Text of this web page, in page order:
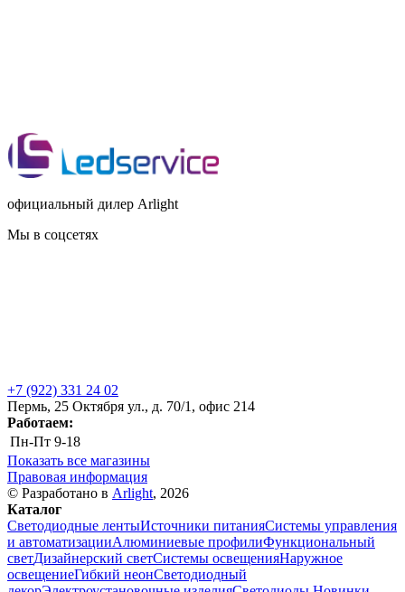
официальный дилер Arlight
Мы в соцсетях
+7 (922) 331 24 02
Пермь, 25 Октября ул., д. 70/1, офис 214
Работаем:
Пн-Пт 9-18
Показать все магазины
Правовая информация
© Разработано в Arlight, 2026
Каталог
Светодиодные лентыИсточники питанияСистемы управления
и автоматизацииАлюминиевые профилиФункциональный
светДизайнерский светСистемы освещенияНаружное
освещениеГибкий неонСветодиодный